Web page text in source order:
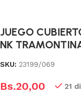
JUEGO
NK
SKU: 23199/069
Bs.20,00 21